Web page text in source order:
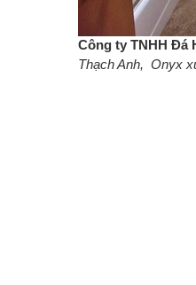
Công ty TNHH Đá
Thạch Anh, Onyx